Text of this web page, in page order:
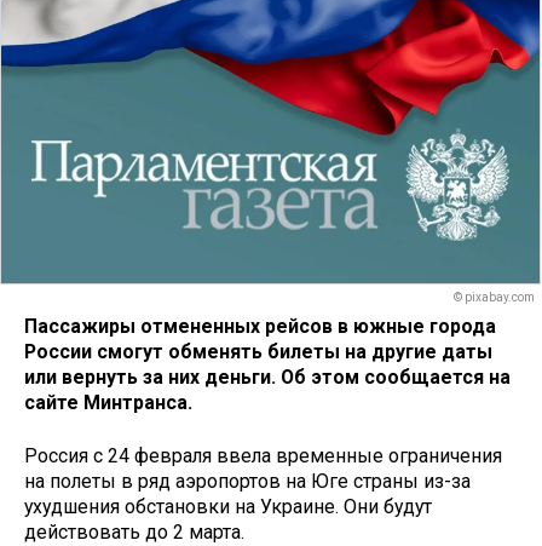
© pixabay.com
Пассажиры отмененных рейсов в южные города
России смогут обменять билеты на другие даты
или вернуть за них деньги. Об этом сообщается на
сайте Минтранса.
Россия с 24 февраля ввела временные ограничения
на полеты в ряд аэропортов на Юге страны из-за
ухудшения обстановки на Украине. Они будут
действовать до 2 марта.